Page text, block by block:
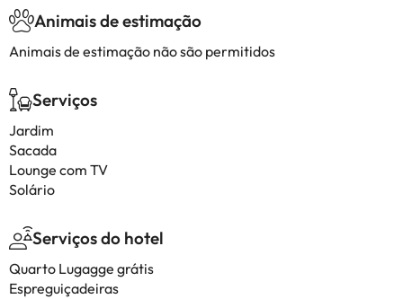
Animais de estimação
Animais de estimação não são permitidos
Serviços
Jardim
Sacada
Lounge com TV
Solário
Serviços do hotel
Quarto Lugagge grátis
Espreguiçadeiras